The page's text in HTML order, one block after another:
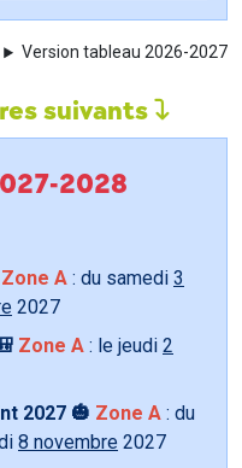
Version tableau 2026-2027
suivants
2028
Zone A : du samedi 3
2027
Zone A : le jeudi 2
2027 🎃 Zone A : du
8 novembre 2027